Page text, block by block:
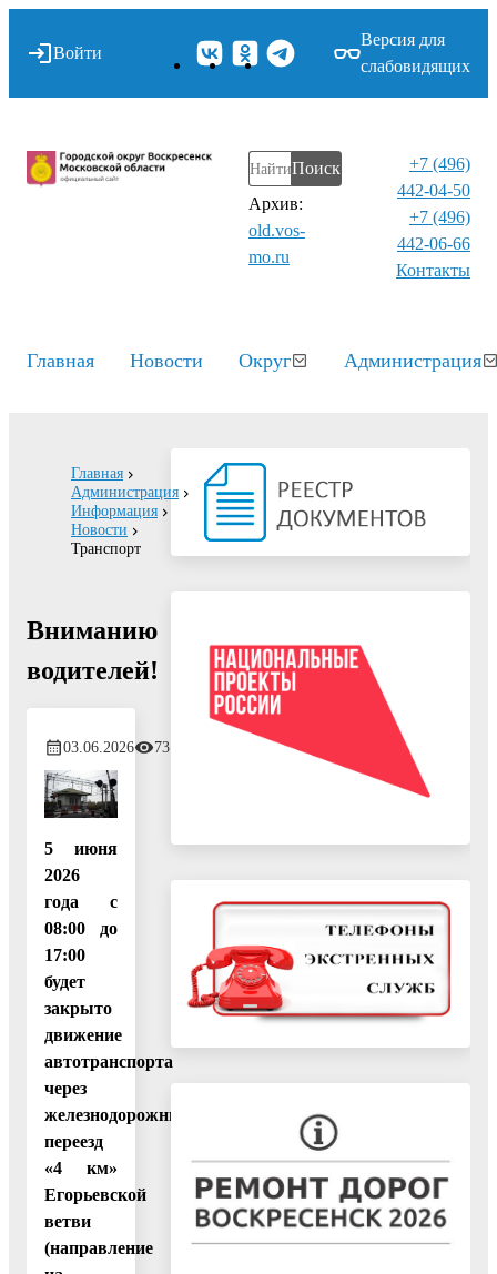
Войти
Версия для
слабовидящих
Поиск
Архив:
old.vos-
mo.ru
+7 (496)
442-04-50
+7 (496)
442-06-66
Контакты⁠
Главная Новости Округ Администрация
Главная
Администрация
Информация
Новости
Транспорт
Вниманию
водителей!
03.06.2026 73
5 июня
2026
года с
08:00 до
17:00
будет
закрыто
движение
автотранспорта
через
железнодорожный
переезд
«4 км»
Егорьевской
ветви
(направление